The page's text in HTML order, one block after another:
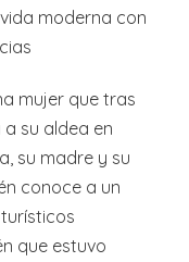
moderna con
mujer que tras
su aldea en
su madre y su
conoce a un
que estuvo